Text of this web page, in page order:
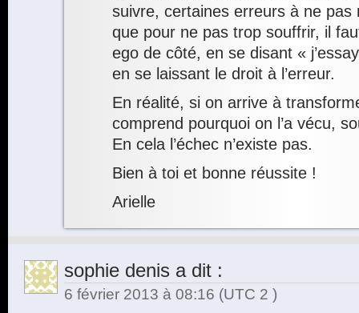
suivre, certaines erreurs à ne pas
que pour ne pas trop souffrir, il
ego de côté, en se disant «
en se laissant le droit à l’erreur.
En réalité, si on arrive à
comprend pourquoi on l’a vécu,
En cela l’échec n’existe pas.
Bien à toi et bonne réussite !
Arielle
sophie denis a dit :
6 février 2013 à 08:16 (UTC 2 )